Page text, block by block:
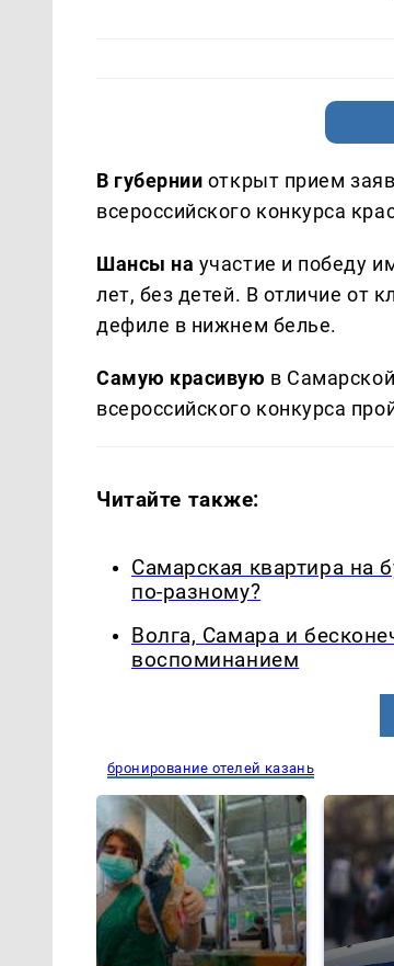
В губернии открыт прием
всероссийского конкурса
Шансы на участие и победу
лет, без детей. В отличие от
дефиле в нижнем белье.
Самую красивую в
всероссийского конкурса
Читайте также:
Самарская квартира на
по-разному?
Волга, Самара и
воспоминанием
бронирование отелей казань